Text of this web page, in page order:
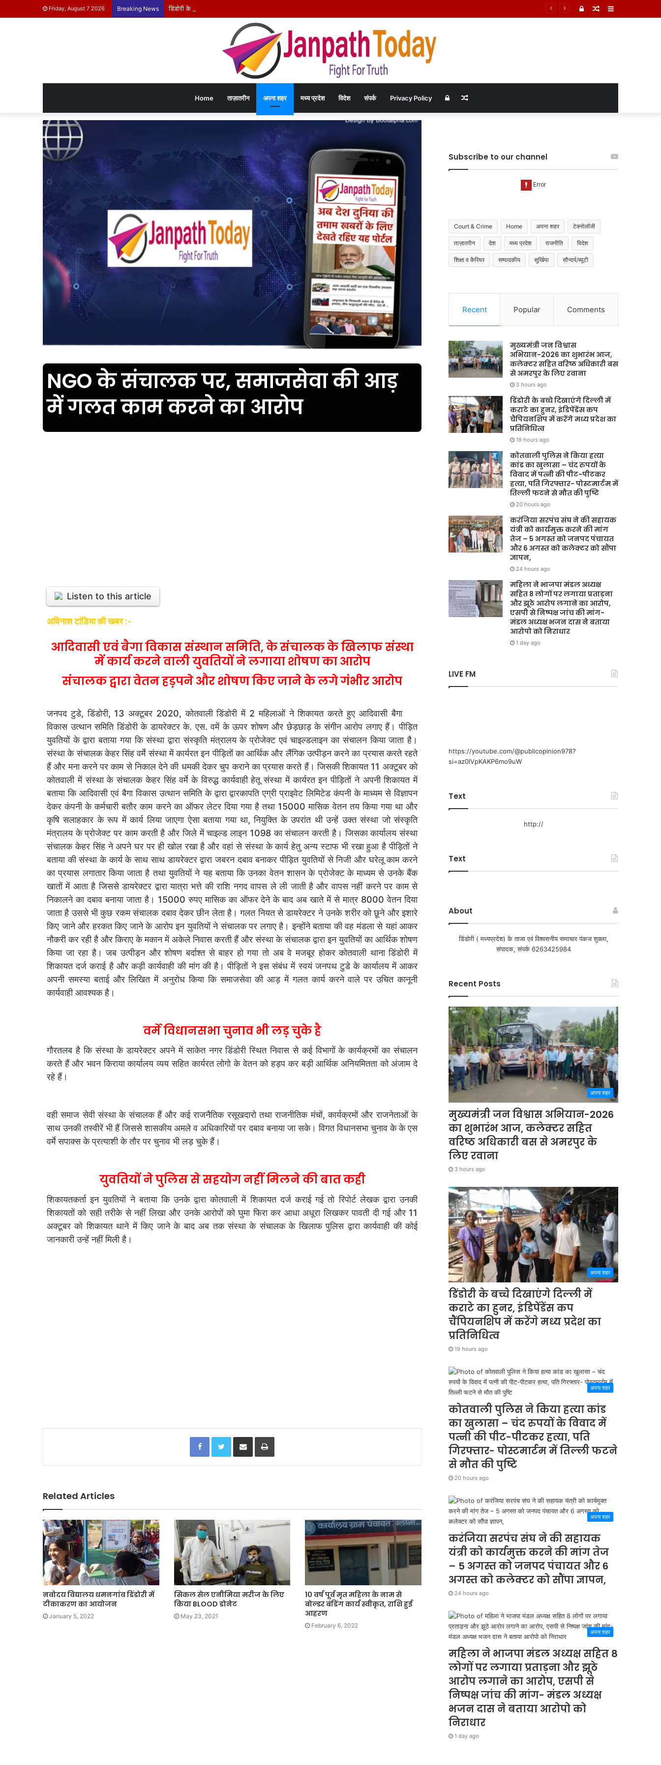
Friday, August 7 2026 Breaking News डिंडोरी के बच्चे दिखाएंगे दिल्ली में कराटे का हुनर, इंडिपेंडेंस कप चैंपियनशिप में करेंगे मध्य प्रदेश का प्रतिनिधित्व Random
Log
Home ताज़ातरीन अपना शहर मध्य प्रदेश विदेश संपर्क Privacy Policy Random
Log
NGO के संचालक पर, समाजसेवा की आड़
में गलत काम करने का आरोप
Listen to this article
अविनाश टांडिया की खबर :-
आदिवासी एवं बैगा विकास संस्थान समिति, के संचालक के खिलाफ संस्था
में कार्य करने वाली युवतियों ने लगाया शोषण का आरोप
संचालक द्वारा वेतन हड़पने और शोषण किए जाने के लगे गंभीर आरोप
जनपद टुडे, डिंडोरी, 13 अक्टूबर 2020, कोतवाली डिंडोरी में 2 महिलाओं ने शिकायत करते हुए आदिवासी बैगा
विकास उत्थान समिति डिंडोरी के डायरेक्टर के. एस. वमें के ऊपर शोषण और छेड़छाड़ के संगीन आरोप लगाए हैं। पीड़ित
युवतियों के द्वारा बताया गया कि संस्था द्वारा संस्कृति मंत्रालय के प्रोजेक्ट एवं चाइल्डलाइन का संचालन किया जाता है।
संस्था के संचालक केहर सिंह वर्मे संस्था में कार्यरत इन पीड़ितों का आर्थिक और लैंगिक उत्पीड़न करने का प्रयास करते रहते
हैं और मना करने पर काम से निकाल देने की धमकी देकर चुप कराने का प्रयास करते हैं। जिसकी शिकायत 11 अक्टूबर को
कोतवाली में संस्था के संचालक केहर सिंह वर्मे के विरुद्ध कार्यवाही हेतू संस्था में कार्यरत इन पीड़ितों ने अपनी शिकायत में
बताया कि आदिवासी एवं बैगा विकास उत्थान समिति के द्वारा द्वारकापति एग्री प्राइवेट लिमिटेड कंपनी के माध्यम से विज्ञापन
देकर कंपनी के कर्मचारी बतौर काम करने का ऑफर लेटर दिया गया है तथा 15000 मासिक वेतन तय किया गया था और
कृषि सलाहकार के रूप में कार्य लिया जाएगा ऐसा बताया गया था, नियुक्ति के उपरांत थी उन्हें उक्त संस्था जो संस्कृति
मंत्रालय के प्रोजेक्ट पर काम करती है और जिले में चाइल्ड लाइन 1098 का संचालन करती है। जिसका कार्यालय संस्था
संचालक केहर सिंह ने अपने घर पर ही खोल रखा है और वहां से संस्था के कार्य हेतु अन्य स्टाफ भी रखा हुआ है पीड़ितों ने
बताया की संस्था के कार्य के साथ साथ डायरेक्टर द्वारा जबरन दबाव बनाकर पीड़ित युवतियों से निजी और घरेलू काम करने
का प्रयास लगातार किया जाता है तथा युवतियों ने यह बताया कि उनका वेतन शासन के प्रोजेक्ट के माध्यम से उनके बैंक
खातों में आता है जिससे डायरेक्टर द्वारा यात्रा भत्ते की राशि नगद वापस ले ली जाती है और वापस नहीं करने पर काम से
निकालने का दबाव बनाया जाता है। 15000 रुपए मासिक का ऑफर देने के बाद अब खाते में से मात्र 8000 वेतन दिया
जाता है उससे भी कुछ रकम संचालक दबाव देकर छीन लेता है। गलत नियत से डायरेक्टर ने उनके शरीर को छूने और इशारे
किए जाने और हरकत किए जाने के आरोप इन युवतियों ने संचालक पर लगाए है। इन्होंने बताया की वह मंडला से यहां आकर
नौकरी कर रही है और किराए के मकान में अकेले निवास करती हैं और संस्था के संचालक द्वारा इन युवतियों का आर्थिक शोषण
किया जा रहा है। जब उत्पीड़न और शोषण बर्दाश्त से बाहर हो गया तो अब वे मजबूर होकर कोतवाली थाना डिंडोरी में
शिकायत दर्ज कराई है और कड़ी कार्यवाही की मांग की है। पीड़ितों ने इस संबंध में स्वयं जनपथ टुडे के कार्यालय में आकर
अपनी समस्या बताई और लिखित में अनुरोध किया कि समाजसेवा की आड़ में गलत कार्य करने वाले पर उचित कानूनी
कार्यवाही आवश्यक है।
वर्मे विधानसभा चुनाव भी लड़ चुके है
गौरतलब है कि संस्था के डायरेक्टर अपने में साकेत नगर डिंडोरी स्थित निवास से कई विभागों के कार्यक्रमों का संचालन
करते हैं और भवन किराया कार्यालय व्यय सहित कार्यरत लोगो के वेतन को हड़प कर बड़ी आर्थिक अनियमितता को अंजाम दे
रहे हैं।
वही समाज सेवी संस्था के संचालक हैं और कई राजनैतिक रसूखदारो तथा राजनीतिक मंचों, कार्यक्रमों और राजनेताओं के
साथ उनकी तस्वीरें भी हैं जिससे शासकीय अमले व अधिकारियों पर दबाव बनाया जा सके। विगत विधानसभा चुनाव के के एस
वर्मे सपाक्स के प्रत्याशी के तौर पर चुनाव भी लड़ चुके हैं।
युवतियों ने पुलिस से सहयोग नहीं मिलने की बात कही
शिकायतकर्ता इन युवतियों ने बताया कि उनके द्वारा कोतवाली में शिकायत दर्ज कराई गई तो रिपोर्ट लेखक द्वारा उनकी
शिकायतों को सही तरीके से नहीं लिखा और उनके आरोपों को घुमा फिरा कर आधा अधूरा लिखकर पावती दी गई और 11
अक्टूबर को शिकायत थाने में किए जाने के बाद अब तक संस्था के संचालक के खिलाफ पुलिस द्वारा कार्यवाही की कोई
जानकारी उन्हें नहीं मिली है।
Facebook Twitter
Related Articles
नवोदय विद्यालय धमनगांव डिंडोरी में
टीकाकरण का आयोजन
January 5, 2022
सिकल सेल एनीमिया मरीज के लिए
किया BLOOD डोनेट
May 23, 2021
10 वर्ष पूर्व मृत महिला के नाम से
बोल्डर बंडिंग कार्य स्वीकृत, राशि हुई
आहरण
February 6, 2022
Subscribe to our channel
Court & Crime Home अपना शहर टेक्नोलॉजी
ताज़ातरीन देश मध्य प्रदेश राजनीति विदेश
शिक्षा व कैरियर सम्पादकीय सुर्खिया सौन्दर्य/ब्यूटी
Recent Popular Comments
मुख्यमंत्री जन विश्वास
अभियान-2026 का शुभारंभ आज,
कलेक्टर सहित वरिष्ठ अधिकारी बस
से अमरपुर के लिए रवाना
3 hours ago
डिंडोरी के बच्चे दिखाएंगे दिल्ली में
कराटे का हुनर, इंडिपेंडेंस कप
चैंपियनशिप में करेंगे मध्य प्रदेश का
प्रतिनिधित्व
19 hours ago
कोतवाली पुलिस ने किया हत्या
कांड का खुलासा – चंद रुपयों के
विवाद में पत्नी की पीट-पीटकर
हत्या, पति गिरफ्तार- पोस्टमार्टम में
तिल्ली फटने से मौत की पुष्टि
20 hours ago
करंजिया सरपंच संघ ने की सहायक
यंत्री को कार्यमुक्त करने की मांग
तेज – 5 अगस्त को जनपद पंचायत
और 6 अगस्त को कलेक्टर को सौंपा
ज्ञापन,
24 hours ago
महिला ने भाजपा मंडल अध्यक्ष
सहित 8 लोगों पर लगाया प्रताड़ना
और झूठे आरोप लगाने का आरोप,
एसपी से निष्पक्ष जांच की मांग-
मंडल अध्यक्ष भजन दास ने बताया
आरोपो को निराधार
1 day ago
LIVE FM
https://youtube.com/@publicopinion978?
si=az0lVpKAKP6mo9uW
Text
http://
Text
About
डिंडोरी ( मध्यप्रदेश) के ताजा एवं विश्वसनीय समाचार पंकज शुक्ला,
संपादक, संपर्क 6263425984
Recent Posts
अपना शहर
मुख्यमंत्री जन विश्वास अभियान-2026
का शुभारंभ आज, कलेक्टर सहित
वरिष्ठ अधिकारी बस से अमरपुर के
लिए रवाना
3 hours ago
अपना शहर
डिंडोरी के बच्चे दिखाएंगे दिल्ली में
कराटे का हुनर, इंडिपेंडेंस कप
चैंपियनशिप में करेंगे मध्य प्रदेश का
प्रतिनिधित्व
19 hours ago
अपना शहर
कोतवाली पुलिस ने किया हत्या कांड
का खुलासा – चंद रुपयों के विवाद में
पत्नी की पीट-पीटकर हत्या, पति
गिरफ्तार- पोस्टमार्टम में तिल्ली फटने
से मौत की पुष्टि
20 hours ago
अपना शहर
करंजिया सरपंच संघ ने की सहायक
यंत्री को कार्यमुक्त करने की मांग तेज
– 5 अगस्त को जनपद पंचायत और 6
अगस्त को कलेक्टर को सौंपा ज्ञापन,
24 hours ago
अपना शहर
महिला ने भाजपा मंडल अध्यक्ष सहित 8
लोगों पर लगाया प्रताड़ना और झूठे
आरोप लगाने का आरोप, एसपी से
निष्पक्ष जांच की मांग- मंडल अध्यक्ष
भजन दास ने बताया आरोपो को
निराधार
1 day ago